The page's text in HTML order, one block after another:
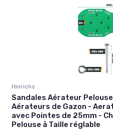
Hinrichs
Sandales Aérateur
Aérateurs de Gazon -
avec Pointes de 25mm -
Pelouse à Taille réglable